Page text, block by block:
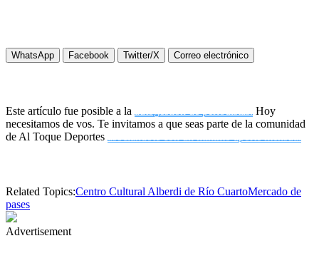
WhatsApp Facebook Twitter/X Correo electrónico
Este artículo fue posible a la
Hoy
necesitamos de vos. Te invitamos a que seas parte de la comunidad
de Al Toque Deportes
Related Topics:Centro Cultural Alberdi de Río CuartoMercado de
pases
Advertisement